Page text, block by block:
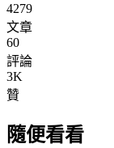
4279
文章
60
評論
3K
贊
隨便看看